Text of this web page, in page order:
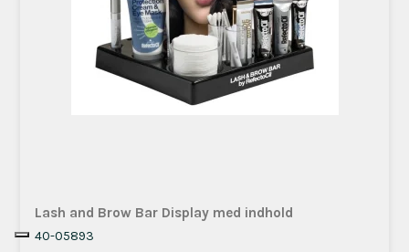
Lash and Brow Bar Display med indhold
40-05893